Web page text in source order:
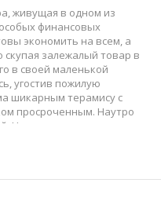
живущая в одном из
финансовых
экономить на всем, а
залежалый товар в
в своей маленькой
угостив пожилую
шикарным терамису с
просроченным. Наутро
Наскоро уничтожив следы,
участи. И она оказалась
мадмуазель
супругов – все сплошь